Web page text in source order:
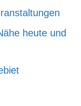
heute und